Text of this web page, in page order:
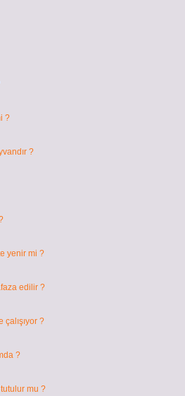
?
?
yenir mi ?
edilir ?
çalışıyor ?
?
mu ?